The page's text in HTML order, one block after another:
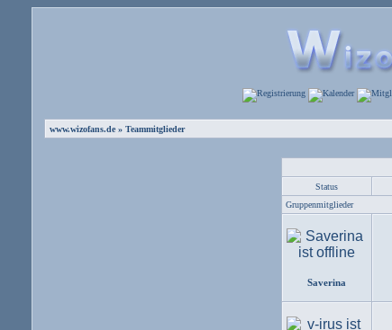
www.wizofans.de » Teammitglieder
Status
Gruppenmitglieder
Saverina